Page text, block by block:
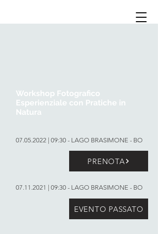
Workshop Fotografico
Esperienziale con Pratiche in
Natura
07.05.2022| 09:30 - LAGO BRASIMONE - BO
PRENOTA
07.11.2021 | 09:30 - LAGO BRASIMONE - BO
EVENTO PASSATO